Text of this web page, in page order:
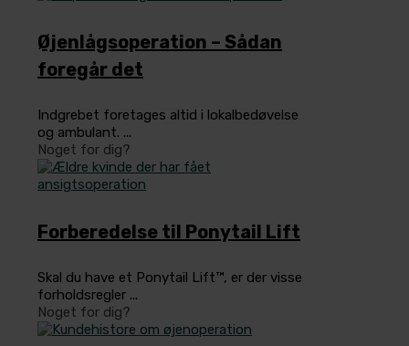
Øjenlågsoperation – Sådan
foregår det
Indgrebet foretages altid i lokalbedøvelse
og ambulant. ...
Noget for dig?
Forberedelse til Ponytail Lift
Skal du have et Ponytail Lift™, er der visse
forholdsregler ...
Noget for dig?